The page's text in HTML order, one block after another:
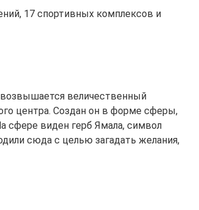
17 спортивных комплексов и
величественный
центра. Создан он в форме сферы,
сфере виден герб Ямала, символ
сюда с целью загадать желания,